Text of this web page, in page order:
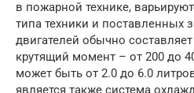
в пожарной технике,
типа техники и поставленных
двигателей обычно
крутящий момент – от 200 до
может быть от 2.0 до 6.0
является также система